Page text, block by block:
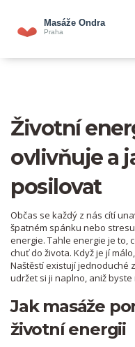
Životní
ovlivňuje a
posilovat
Občas se každý z nás cítí
špatném spánku nebo
energie. Tahle energie je to,
chuť do života. Když je jí
Naštěstí existují jednoduché
udržet si ji naplno, aniž
Jak masáže
životní energii